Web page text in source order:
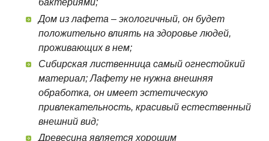
бактериями;
Дом из лафета – экологичный, он будет
положительно влиять на здоровье людей,
проживающих в нем;
Сибирская лиственница самый огнестойкий
материал; Лафету не нужна внешняя
обработка, он имеет эстетическую
привлекательность, красивый естественный
внешний вид;
Древесина является хорошим